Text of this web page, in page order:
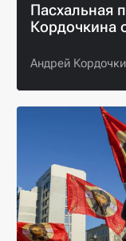
Пасхальная
Кордочкина
Андрей